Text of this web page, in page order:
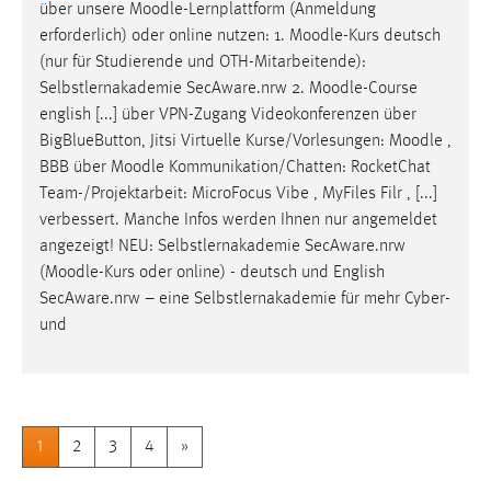
über unsere Moodle-Lernplattform (Anmeldung
erforderlich) oder online nutzen: 1. Moodle-Kurs deutsch
(nur für Studierende und OTH-Mitarbeitende):
Selbstlernakademie SecAware.nrw 2. Moodle-Course
english [...] über VPN-Zugang Videokonferenzen über
BigBlueButton, Jitsi Virtuelle Kurse/Vorlesungen: Moodle ,
BBB über Moodle Kommunikation/Chatten: RocketChat
Team-/Projektarbeit: MicroFocus Vibe , MyFiles Filr , [...]
verbessert. Manche Infos werden Ihnen nur angemeldet
angezeigt! NEU: Selbstlernakademie SecAware.nrw
(Moodle-Kurs oder online) - deutsch und English
SecAware.nrw – eine Selbstlernakademie für mehr Cyber-
und
1 2 3 4 »